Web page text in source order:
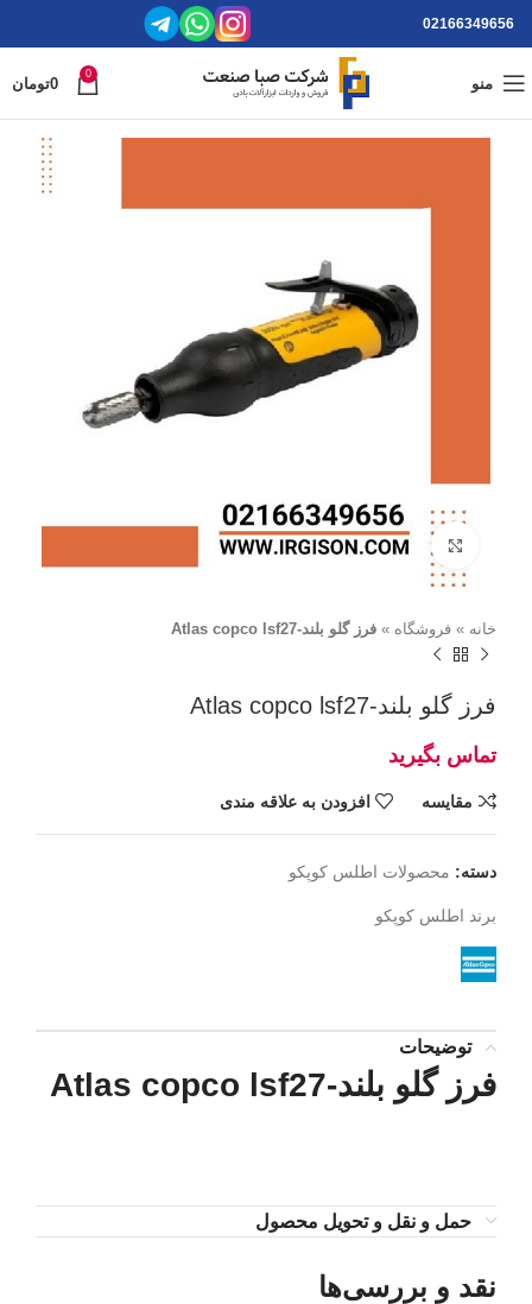
02166349656
منو
0
0تومان
برای بزرگنمایی کلیک کنید
خانه » فروشگاه » فرز گلو بلند-Atlas copco lsf27
فرز گلو بلند-Atlas copco lsf27
مقايسه افزودن به علاقه مندی
دسته: محصولات اطلس کوپکو
برند اطلس کوپکو
توضیحات
فرز گلو بلند-Atlas copco lsf27
حمل و نقل و تحویل محصول
نقد و بررسی‌ها